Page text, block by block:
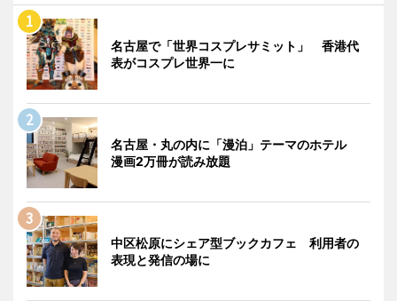
名古屋で「世界コスプレサミット」 香港代
表がコスプレ世界一に
名古屋・丸の内に「漫泊」テーマのホテル
漫画2万冊が読み放題
中区松原にシェア型ブックカフェ 利用者の
表現と発信の場に